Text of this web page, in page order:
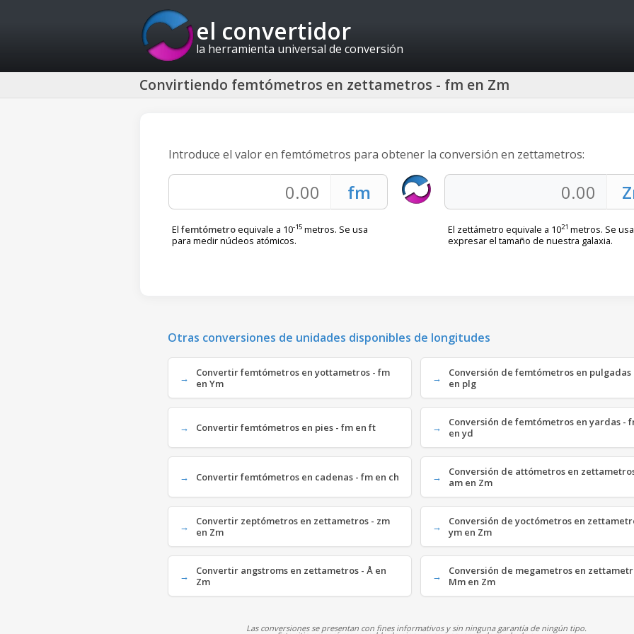
el convertidor
la herramienta universal de conversión
Convirtiendo femtómetros en zettametros - fm en Zm
Introduce el valor en femtómetros para obtener la conversión en zettametros:
El femtómetroequivale a 10-15 metros. Se usa
para medir núcleos atómicos.
El zettámetro equivale a 1021 metros. Se
expresar el tamaño de nuestra galaxia.
Otras conversiones de unidades disponibles de longitudes
Convertir femtómetros en yottametros - fm
en Ym
Conversión de femtómetros en pulgadas
en plg
Convertir femtómetros en pies - fm en ft
Conversión de femtómetros en yardas -
en yd
Convertir femtómetros en cadenas - fm en ch
Conversión de attómetros en
am en Zm
Convertir zeptómetros en zettametros - zm
en Zm
Conversión de yoctómetros en
ym en Zm
Convertir angstroms en zettametros - Å en
Zm
Conversión de megametros en
Mm en Zm
Las conversiones se presentan con fines informativos y sin ninguna garantía de ningún tipo.